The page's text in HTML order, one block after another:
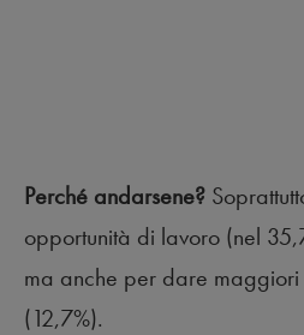
Perché andarsene?
opportunità di lavoro (nel
ma anche per dare
(12,7%).